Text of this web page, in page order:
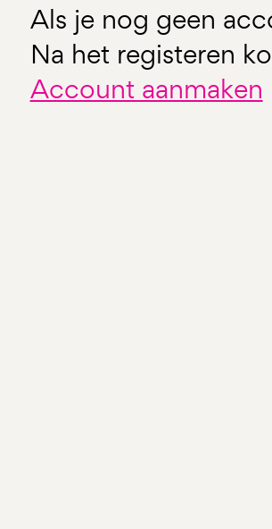
Als je nog geen
Na het registeren
Account aanmaken